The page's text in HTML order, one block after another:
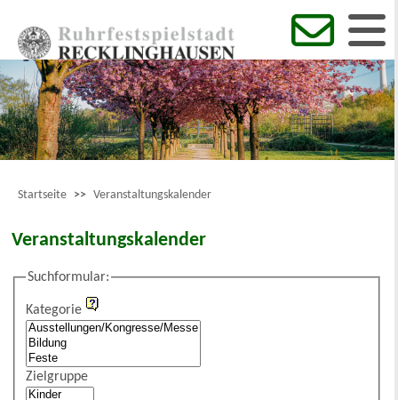
Startseite >> Veranstaltungskalender
Veranstaltungskalender
Suchformular:
Kategorie
Zielgruppe